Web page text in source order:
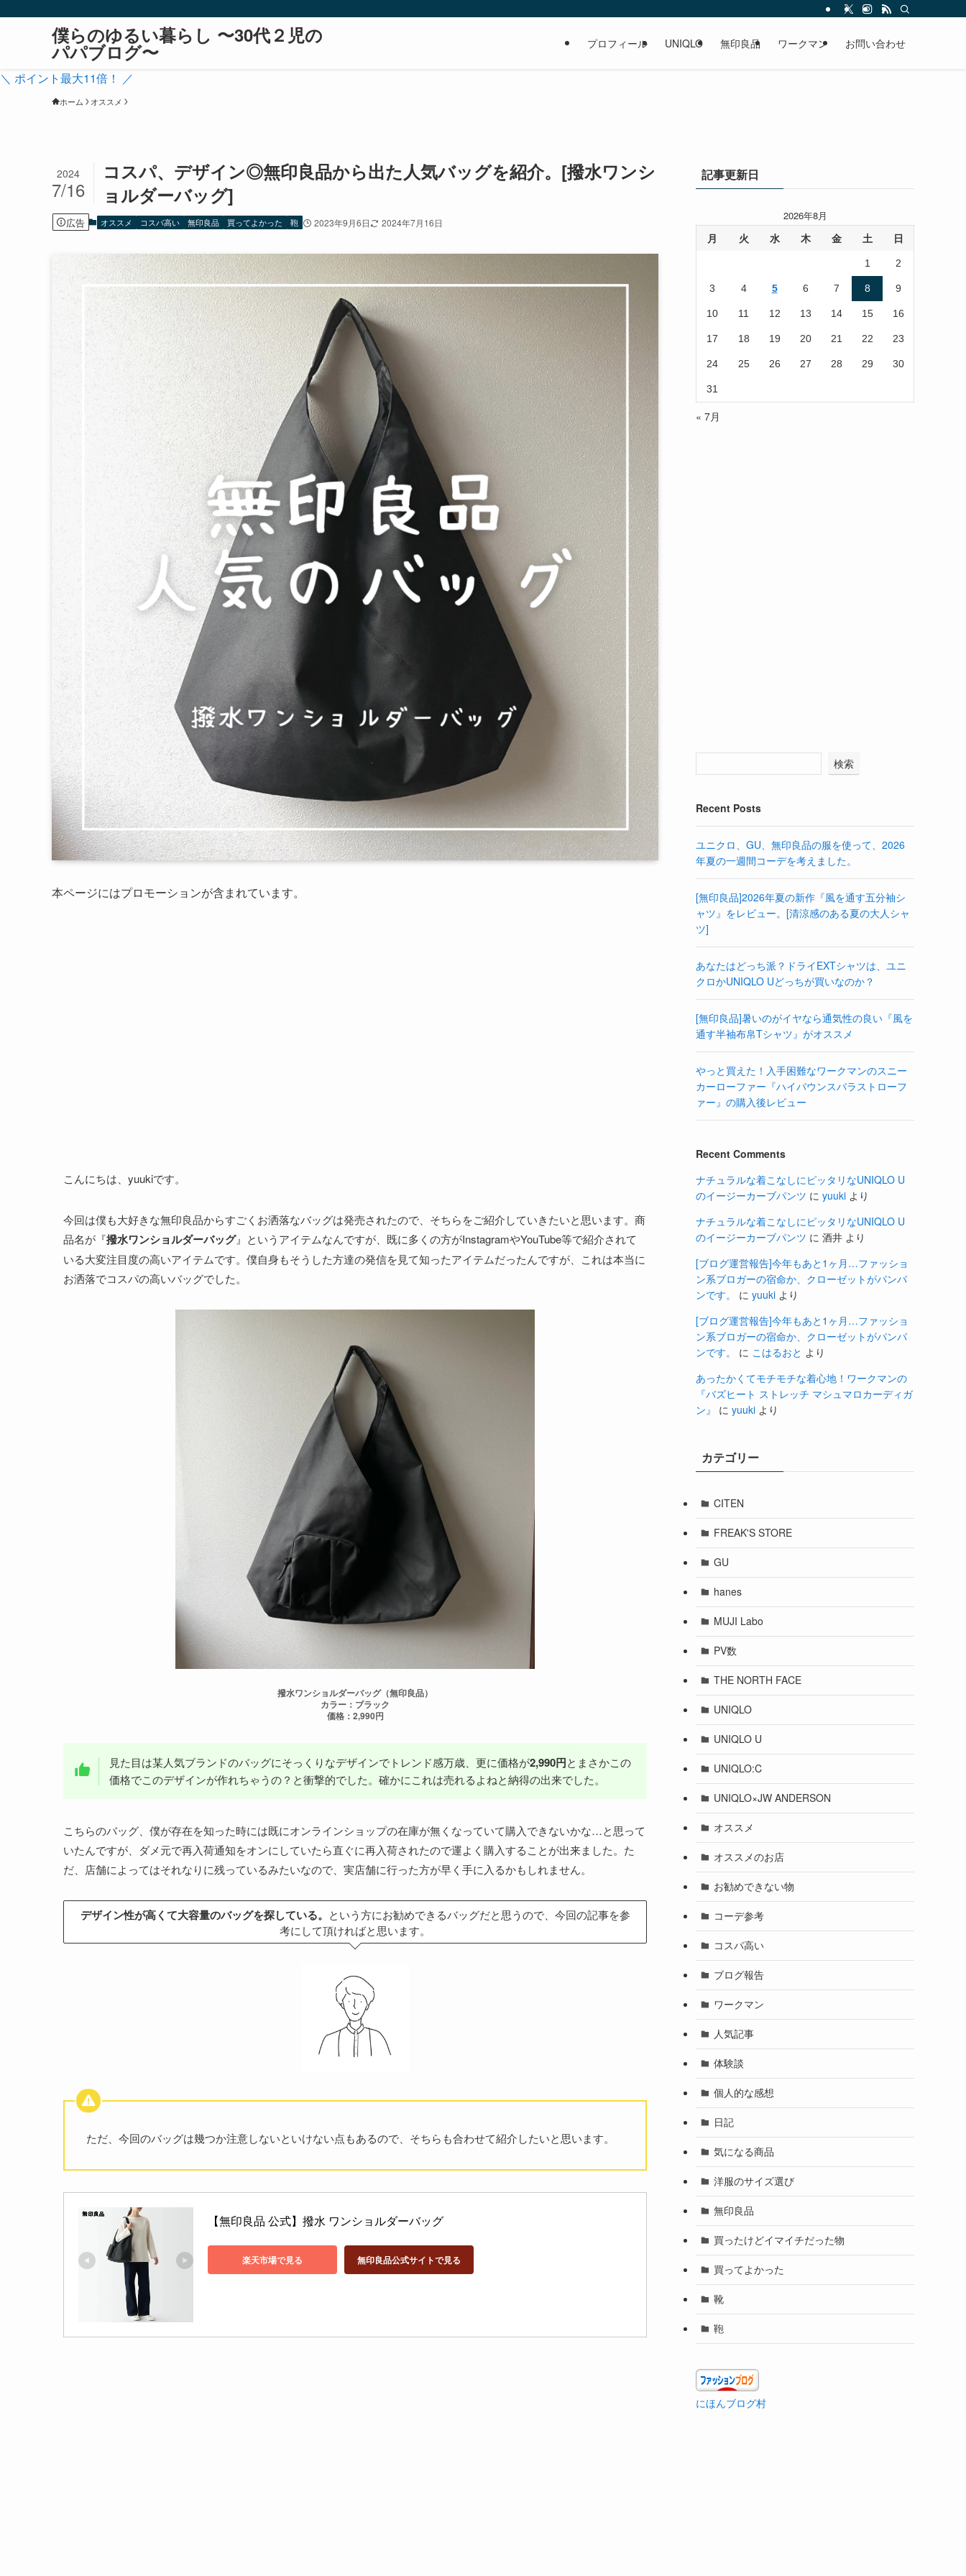
僕らのゆるい暮らし 〜30代２児の
パパブログ〜 プロフィール UNIQLO 無印良品 ワークマン お問い合わせ
＼ ポイント最大11倍！ ／
ホーム オススメ
コスパ、デザイン◎無印良品から出た人気バッグを紹介。[撥水ワンシ
ョルダーバッグ]
2024
7/16
広告 オススメ コスパ高い 無印良品 買ってよかった 鞄 2023年9月6日 2024年7月16日
本ページにはプロモーションが含まれています。
こんにちは、yuukiです。
今回は僕も大好きな無印良品からすごくお洒落なバッグは発売されたので、そちらをご紹介していきたいと思います。商
品名が『撥水ワンショルダーバッグ』というアイテムなんですが、既に多くの方がInstagramやYouTube等で紹介されて
いる大変注目度の高いアイテムです。僕自身もそうした方達の発信を見て知ったアイテムだったんですが、これは本当に
お洒落でコスパの高いバッグでした。
撥水ワンショルダーバッグ（無印良品）
カラー：ブラック
価格：2,990円
見た目は某人気ブランドのバッグにそっくりなデザインでトレンド感万歳、更に価格が2,990円とまさかこの
価格でこのデザインが作れちゃうの？と衝撃的でした。確かにこれは売れるよねと納得の出来でした。
こちらのバッグ、僕が存在を知った時には既にオンラインショップの在庫が無くなっていて購入できないかな…と思って
いたんですが、ダメ元で再入荷通知をオンにしていたら直ぐに再入荷されたので運よく購入することが出来ました。た
だ、店舗によってはそれなりに残っているみたいなので、実店舗に行った方が早く手に入るかもしれません。
デザイン性が高くて大容量のバッグを探している。 という方にお勧めできるバッグだと思うので、今回の記事を参
考にして頂ければと思います。
ただ、今回のバッグは幾つか注意しないといけない点もあるので、そちらも合わせて紹介したいと思います。
【無印良品 公式】撥水 ワンショルダーバッグ
楽天市場で見る 無印良品公式サイトで見る
記事更新日
2026年8月
月 火 水 木 金 土 日
1 2
3 4 5 6 7 8 9
10 11 12 13 14 15 16
17 18 19 20 21 22 23
24 25 26 27 28 29 30
31
« 7月
検索
Recent Posts
ユニクロ、GU、無印良品の服を使って、2026
年夏の一週間コーデを考えました。
[無印良品]2026年夏の新作『風を通す五分袖シ
ャツ』をレビュー。[清涼感のある夏の大人シャ
ツ]
あなたはどっち派？ドライEXTシャツは、ユニ
クロかUNIQLO Uどっちが買いなのか？
[無印良品]暑いのがイヤなら通気性の良い『風を
通す半袖布帛Tシャツ』がオススメ
やっと買えた！入手困難なワークマンのスニー
カーローファー『ハイバウンスバラストローフ
ァー』の購入後レビュー
Recent Comments
ナチュラルな着こなしにピッタリなUNIQLO U
のイージーカーブパンツ に yuuki より
ナチュラルな着こなしにピッタリなUNIQLO U
のイージーカーブパンツ に 酒井 より
[ブログ運営報告]今年もあと1ヶ月…ファッショ
ン系ブロガーの宿命か、クローゼットがパンパ
ンです。
に yuuki より
[ブログ運営報告]今年もあと1ヶ月…ファッショ
ン系ブロガーの宿命か、クローゼットがパンパ
ンです。
に こはるおと より
あったかくてモチモチな着心地！ワークマンの
『バズヒート ストレッチ マシュマロカーディガ
ン』
に yuuki より
カテゴリー
CITEN
FREAK'S STORE
GU
hanes
MUJI Labo
PV数
THE NORTH FACE
UNIQLO
UNIQLO U
UNIQLO:C
UNIQLO×JW ANDERSON
オススメ
オススメのお店
お勧めできない物
コーデ参考
コスパ高い
ブログ報告
ワークマン
人気記事
体験談
個人的な感想
日記
気になる商品
洋服のサイズ選び
無印良品
買ったけどイマイチだった物
買ってよかった
靴
鞄
にほんブログ村